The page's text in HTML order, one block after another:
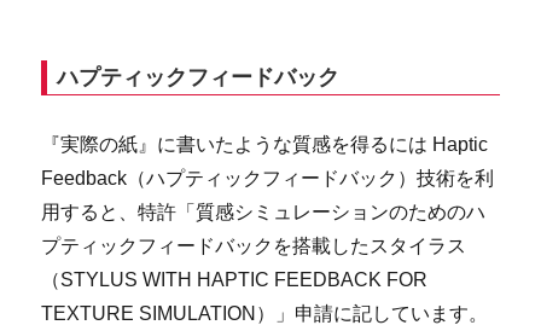
ハプティックフィードバック
『実際の紙』に書いたような質感を得るには Haptic
Feedback（ハプティックフィードバック）技術を利
用すると、特許「質感シミュレーションのためのハ
プティックフィードバックを搭載したスタイラス
（STYLUS WITH HAPTIC FEEDBACK FOR
TEXTURE SIMULATION）」申請に記しています。